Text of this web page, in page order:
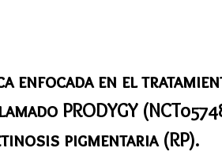
enfocada en el
PRODYGY
pigmentaria (RP).